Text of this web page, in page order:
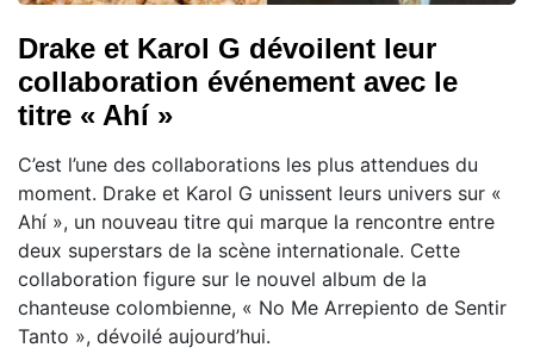
Drake et Karol G dévoilent leur
collaboration événement avec le
titre « Ahí »
C’est l’une des collaborations les plus attendues du
moment. Drake et Karol G unissent leurs univers sur «
Ahí », un nouveau titre qui marque la rencontre entre
deux superstars de la scène internationale. Cette
collaboration figure sur le nouvel album de la
chanteuse colombienne, « No Me Arrepiento de Sentir
Tanto », dévoilé aujourd’hui.